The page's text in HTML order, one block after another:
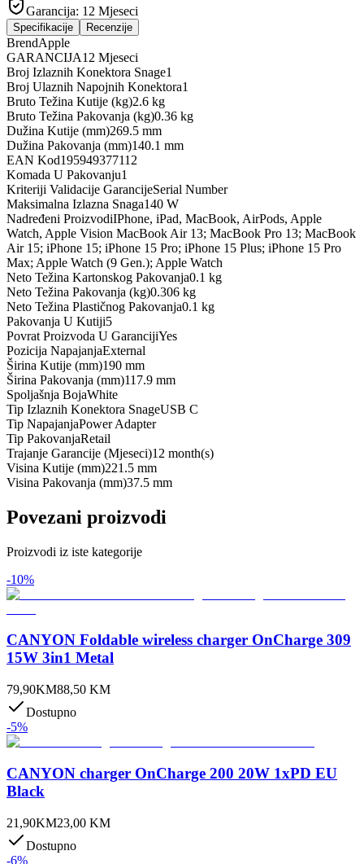
Garancija: 12 Mjeseci
Specifikacije Recenzije
BrendApple
GARANCIJA12 Mjeseci
Broj Izlaznih Konektora Snage1
Broj Ulaznih Napojnih Konektora1
Bruto Težina Kutije (kg)2.6 kg
Bruto Težina Pakovanja (kg)0.36 kg
Dužina Kutije (mm)269.5 mm
Dužina Pakovanja (mm)140.1 mm
EAN Kod195949377112
Komada U Pakovanju1
Kriteriji Validacije GarancijeSerial Number
Maksimalna Izlazna Snaga140 W
Nadređeni ProizvodiIPhone, iPad, MacBook, AirPods, Apple
Watch, Apple Vision MacBook Air 13; MacBook Pro 13; MacBook
Air 15; iPhone 15; iPhone 15 Pro; iPhone 15 Plus; iPhone 15 Pro
Max; Apple Watch (9 Gen.); Apple Watch
Neto Težina Kartonskog Pakovanja0.1 kg
Neto Težina Pakovanja (kg)0.306 kg
Neto Težina Plastičnog Pakovanja0.1 kg
Pakovanja U Kutiji5
Povrat Proizvoda U GarancijiYes
Pozicija NapajanjaExternal
Širina Kutije (mm)190 mm
Širina Pakovanja (mm)117.9 mm
Spoljašnja BojaWhite
Tip Izlaznih Konektora SnageUSB C
Tip NapajanjaPower Adapter
Tip PakovanjaRetail
Trajanje Garancije (Mjeseci)12 month(s)
Visina Kutije (mm)221.5 mm
Visina Pakovanja (mm)37.5 mm
Povezani proizvodi
Proizvodi iz iste kategorije
-10%
CANYON Foldable wireless charger OnCharge 309
15W 3in1 Metal
79,90KM88,50 KM
Dostupno
-5%
CANYON charger OnCharge 200 20W 1xPD EU
Black
21,90KM23,00 KM
Dostupno
-6%